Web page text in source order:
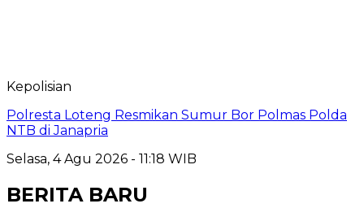
Kepolisian
Polresta Loteng Resmikan Sumur Bor Polmas Polda
NTB di Janapria
Selasa, 4 Agu 2026 - 11:18 WIB
BERITA BARU